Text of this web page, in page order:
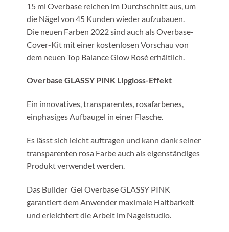
15 ml Overbase reichen im Durchschnitt aus, um
die Nägel von 45 Kunden wieder aufzubauen.
Die neuen Farben 2022 sind auch als Overbase-
Cover-Kit mit einer kostenlosen Vorschau von
dem neuen Top Balance Glow Rosé erhältlich.
Overbase GLASSY PINK Lipgloss-Effekt
Ein innovatives, transparentes, rosafarbenes,
einphasiges Aufbaugel in einer Flasche.
Es lässt sich leicht auftragen und kann dank seiner
transparenten rosa Farbe auch als eigenständiges
Produkt verwendet werden.
Das Builder Gel Overbase GLASSY PINK
garantiert dem Anwender maximale Haltbarkeit
und erleichtert die Arbeit im Nagelstudio.